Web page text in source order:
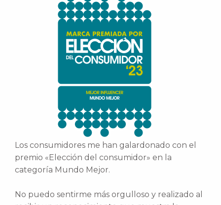
Los consumidores me han galardonado con el
premio «Elección del consumidor» en la
categoría Mundo Mejor.
No puedo sentirme más orgulloso y realizado al